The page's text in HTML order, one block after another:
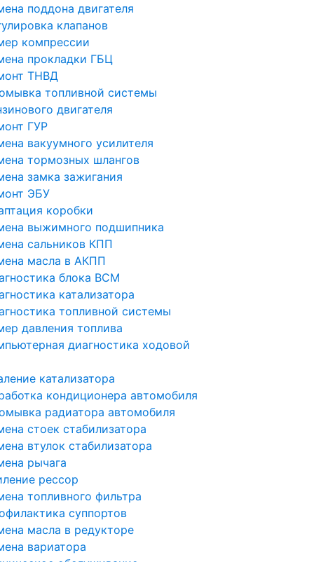
поддона двигателя
клапанов
компрессии
прокладки ГБЦ
ТНВД
топливной системы
двигателя
ГУР
вакуумного усилителя
тормозных шлангов
замка зажигания
ЭБУ
коробки
выжимного подшипника
сальников КПП
масла в АКПП
блока BCM
катализатора
топливной системы
давления топлива
диагностика ходовой
катализатора
кондиционера автомобиля
радиатора автомобиля
стоек стабилизатора
втулок стабилизатора
рычага
рессор
топливного фильтра
суппортов
масла в редукторе
вариатора